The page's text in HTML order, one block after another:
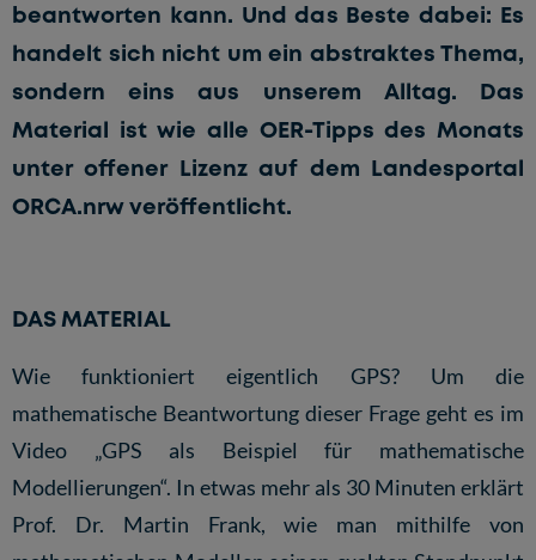
beantworten kann. Und das Beste dabei: Es
handelt sich nicht um ein abstraktes Thema,
sondern eins aus unserem Alltag. Das
Material ist wie alle OER-Tipps des Monats
unter offener Lizenz auf dem Landesportal
ORCA.nrw veröffentlicht.
DAS MATERIAL
Wie funktioniert eigentlich GPS? Um die
mathematische Beantwortung dieser Frage geht es im
Video „GPS als Beispiel für mathematische
Modellierungen“. In etwas mehr als 30 Minuten erklärt
Prof. Dr. Martin Frank, wie man mithilfe von